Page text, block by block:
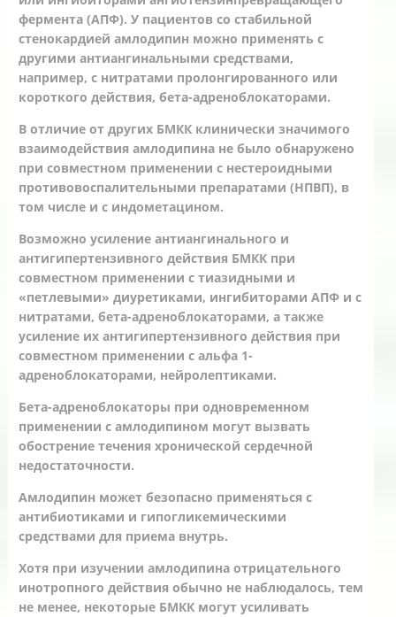
фермента (АПФ). У пациентов со стабильной
стенокардией амлодипин можно применять с
другими антиангинальными средствами,
например, с нитратами пролонгированного или
короткого действия, бета-адреноблокаторами.
В отличие от других БМКК клинически значимого
взаимодействия амлодипина не было обнаружено
при совместном применении с нестероидными
противовоспалительными препаратами (НПВП), в
том числе и с индометацином.
Возможно усиление антиангинального и
антигипертензивного действия БМКК при
совместном применении с тиазидными и
«петлевыми» диуретиками, ингибиторами АПФ и с
нитратами, бета-адреноблокаторами, а также
усиление их антигипертензивного действия при
совместном применении с альфа 1-
адреноблокаторами, нейролептиками.
Бета-адреноблокаторы при одновременном
применении с амлодипином могут вызвать
обострение течения хронической сердечной
недостаточности.
Амлодипин может безопасно применяться с
антибиотиками и гипогликемическими
средствами для приема внутрь.
Хотя при изучении амлодипина отрицательного
инотропного действия обычно не наблюдалось, тем
не менее, некоторые БМКК могут усиливать